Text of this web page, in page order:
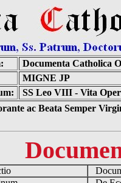
Documenta Catholica
MIGNE JP
SS Leo VIII - Vita
ac Beata Semper